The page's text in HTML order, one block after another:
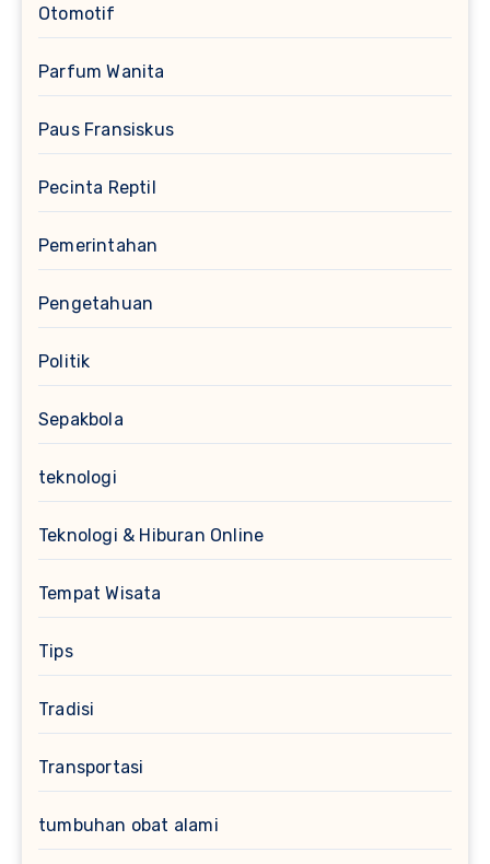
Otomotif
Parfum Wanita
Paus Fransiskus
Pecinta Reptil
Pemerintahan
Pengetahuan
Politik
Sepakbola
teknologi
Teknologi & Hiburan Online
Tempat Wisata
Tips
Tradisi
Transportasi
tumbuhan obat alami